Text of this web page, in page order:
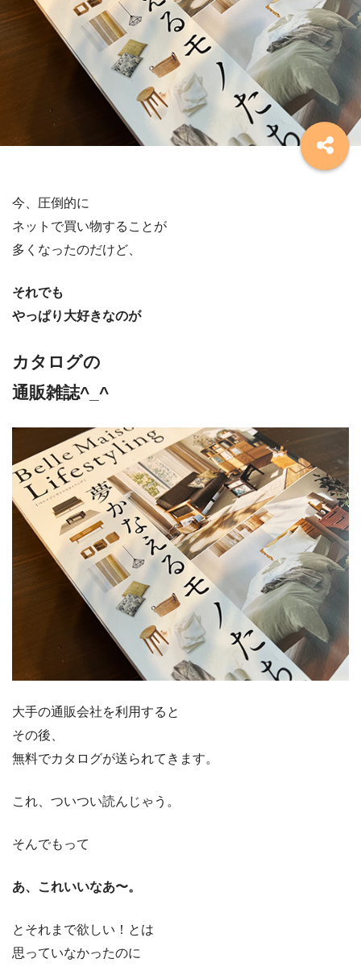
今、圧倒的に
ネットで買い物することが
多くなったのだけど、
それでも
やっぱり大好きなのが
カタログの
通販雑誌^_^
大手の通販会社を利用すると
その後、
無料でカタログが送られてきます。
これ、ついつい読んじゃう。
そんでもって
あ、これいいなあ〜。
とそれまで欲しい！とは
思っていなかったのに